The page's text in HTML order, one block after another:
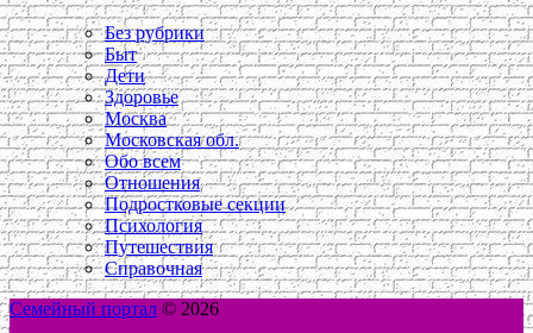
Без рубрики
Быт
Дети
Здоровье
Москва
Московская обл.
Обо всем
Отношения
Подростковые секции
Психология
Путешествия
Справочная
Семейный портал © 2026